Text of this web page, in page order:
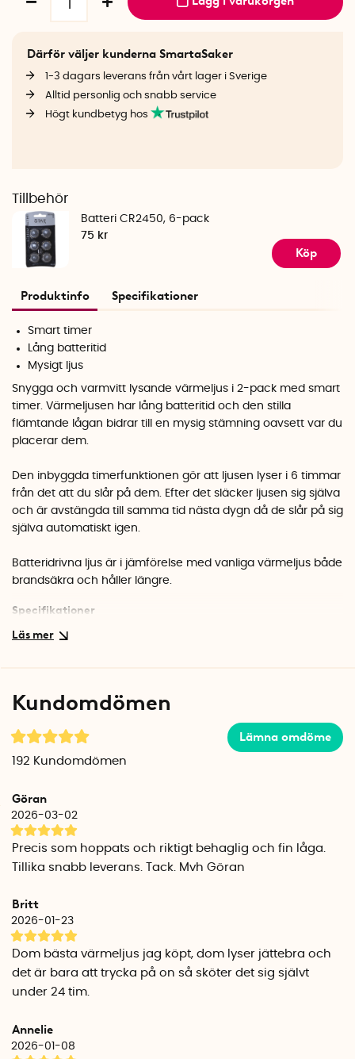
Därför väljer kunderna SmartaSaker
1-3 dagars leverans från vårt lager i Sverige
Alltid personlig och snabb service
Högt kundbetyg hos
Tillbehör
Batteri CR2450, 6-pack
75 kr
Köp
Produktinfo Specifikationer
Smart timer
Lång batteritid
Mysigt ljus
Snygga och varmvitt lysande värmeljus i 2-pack med smart
timer. Värmeljusen har lång batteritid och den stilla
flämtande lågan bidrar till en mysig stämning oavsett var du
placerar dem.
Den inbyggda timerfunktionen gör att ljusen lyser i 6 timmar
från det att du slår på dem. Efter det släcker ljusen sig själva
och är avstängda till samma tid nästa dygn då de slår på sig
själva automatiskt igen.
Batteridrivna ljus är i jämförelse med vanliga värmeljus både
brandsäkra och håller längre.
Specifikationer
Batteri: 2st utbytbara CR2450 (ingår)
Kundomdömen
Lämna omdöme
192 Kundomdömen
Göran
2026-03-02
Precis som hoppats och riktigt behaglig och fin låga.
Tillika snabb leverans. Tack. Mvh Göran
Britt
2026-01-23
Dom bästa värmeljus jag köpt, dom lyser jättebra och
det är bara att trycka på on så sköter det sig självt
under 24 tim.
Annelie
2026-01-08